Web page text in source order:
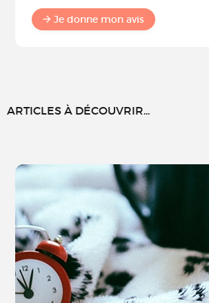
Je donne mon avis
ARTICLES À DÉCOUVRIR...